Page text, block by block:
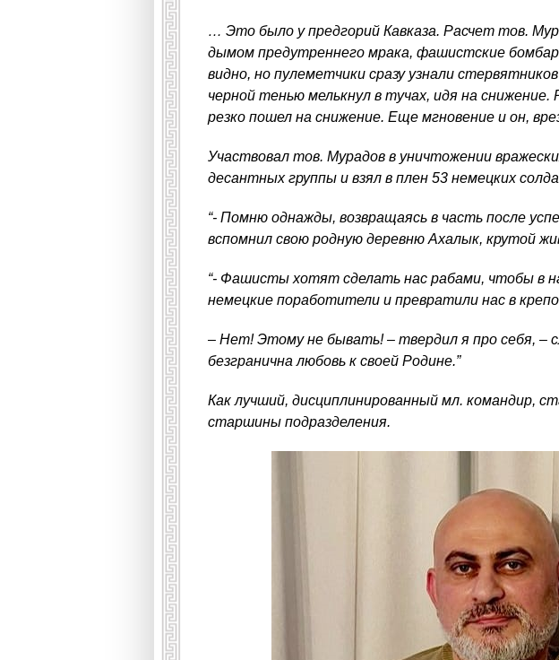
… Это было у предгорий Кавказа. Расчет тов.
дымом предутреннего мрака, фашистские
видно, но пулеметчики сразу узнали
черной тенью мелькнул в тучах, идя на
резко пошел на снижение. Еще мгновение и он,
Участвовал тов. Мурадов в уничтожении
десантных группы и взял в плен 53 немецких
“- Помню однажды, возвращаясь в часть после
вспомнил свою родную деревню Ахалык, крутой
“- Фашисты хотят сделать нас рабами, чтобы в
немецкие поработители и превратили нас в
– Нет! Этому не бывать! – твердил я про себя, –
безгранична любовь к своей Родине.”
Как лучший, дисциплинированный мл. командир,
старшины подразделения.